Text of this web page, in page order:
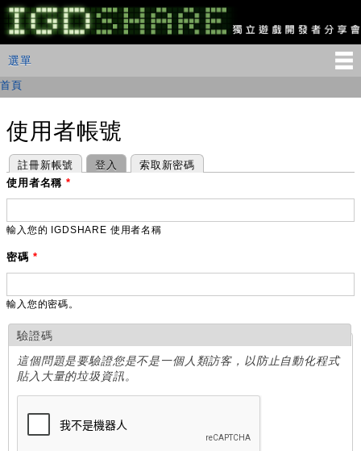
移
至
主
IGDSHARE
獨
遊
發
享
會
主選單
選單
您在這裡
首頁
使用者帳號
主要索引標籤
註冊新帳號 登入
(作用中頁籤) 索取新密碼
使用者名稱*
輸入您的 IGDSHARE 使用者名稱
密碼 *
輸入您的密碼。
驗證碼
這個問題是要驗證您是不是一個人類訪客，以防止自動化程式
貼入大量的垃圾資訊。